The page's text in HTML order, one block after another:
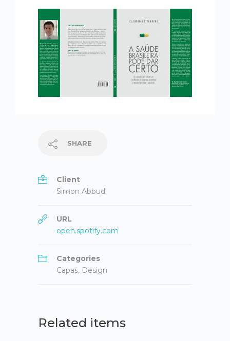
SHARE
Client
Simon Abbud
URL
open.spotify.com
Categories
Capas, Design
Related items